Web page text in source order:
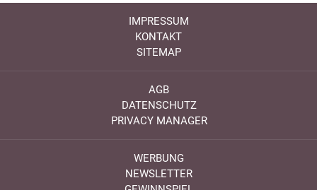
IMPRESSUM
KONTAKT
SITEMAP
AGB
DATENSCHUTZ
PRIVACY MANAGER
WERBUNG
NEWSLETTER